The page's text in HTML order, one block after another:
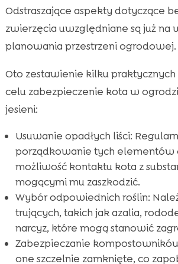
Odstraszające aspekty dotyczące
zwierzęcia uwzględniane są już na
planowania przestrzeni ogrodowej.
Oto zestawienie kilku praktycznych
celu zabezpieczenie kota w
jesieni:
Usuwanie opadłych liści:
porządkowanie tych elementów
możliwość kontaktu kota z
mogącymi mu zaszkodzić.
Wybór odpowiednich roślin:
trujących, takich jak azalia,
narcyz, które mogą stanowić
Zabezpieczanie
one szczelnie zamknięte, co